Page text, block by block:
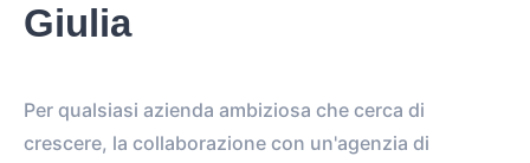
Giulia
Per qualsiasi azienda ambiziosa che cerca di
crescere, la collaborazione con un'agenzia di